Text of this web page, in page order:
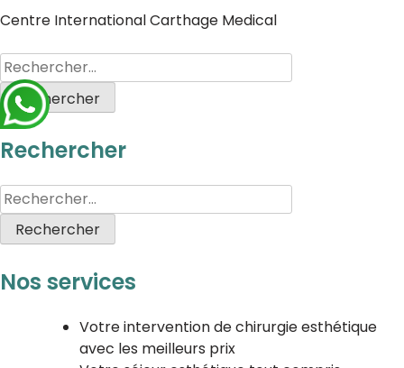
Centre International Carthage Medical
Rechercher
Nos services
Votre intervention de chirurgie esthétique
avec les meilleurs prix